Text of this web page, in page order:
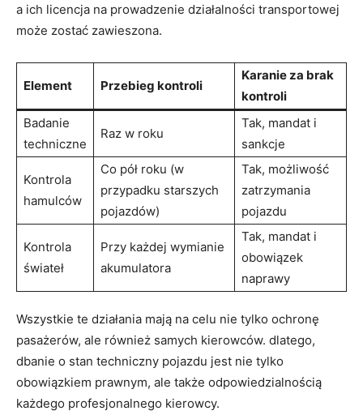
a ich licencja na prowadzenie działalności transportowej
może zostać zawieszona.
Element Przebieg kontroli
Karanie za brak
kontroli
Badanie
techniczne
Raz w roku
Tak, mandat i
sankcje
Kontrola
hamulców
Co pół roku (w
przypadku starszych
pojazdów)
Tak, możliwość
zatrzymania
pojazdu
Kontrola
świateł
Przy każdej wymianie
akumulatora
Tak, mandat i
obowiązek
naprawy
Wszystkie te działania mają na celu nie tylko ochronę
pasażerów, ale również samych kierowców. dlatego,
dbanie o stan techniczny pojazdu jest nie tylko
obowiązkiem prawnym, ale także odpowiedzialnością
każdego profesjonalnego kierowcy.